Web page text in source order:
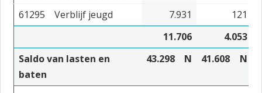
61295
Verblijf jeugd 7.931
121
11.706
4.053
Saldo van lasten en
baten
43.298 N 41.608 N